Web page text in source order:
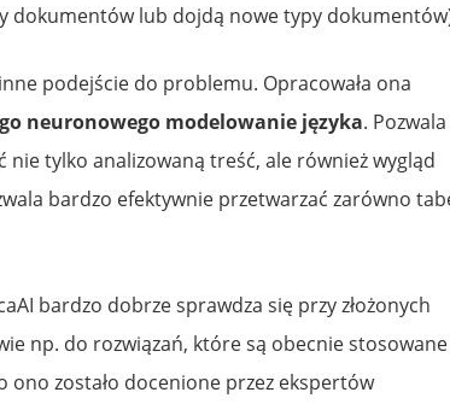
dokumentów lub dojdą nowe typy
podejście do problemu. Opracowała ona
neuronowego modelowanie języka.
tylko analizowaną treść, ale również wygląd
bardzo efektywnie przetwarzać zarówno
bardzo dobrze sprawdza się przy złożonych
np. do rozwiązań, które są obecnie stosowane
ono zostało docenione przez ekspertów